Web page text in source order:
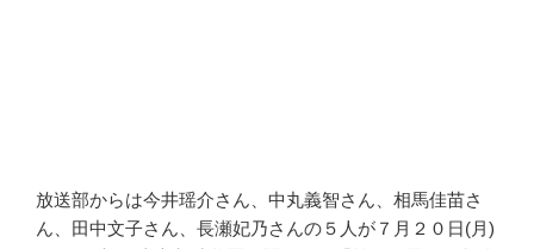
放送部からは今井瑶介さん、中丸義智さん、相馬佳苗さ
ん、田中文子さん、長瀬妃乃さんの５人が７月２０日(月)